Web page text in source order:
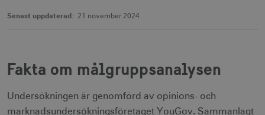
Senast uppdaterad: 21 november 2024
Fakta om målgruppsanalysen
Undersökningen är genomförd av opinions- och
marknadsundersökningsföretaget YouGov. Sammanlagt